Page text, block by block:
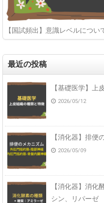
【国試頻出】意識レベルにつ
最近の投稿
【基礎医学】上
2026/05/12
【消化器】排便
2026/05/09
【消化器】消化
シン、リパーゼ